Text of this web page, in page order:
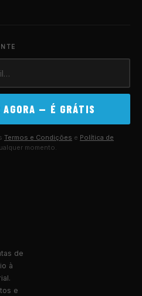
AGORA — É GRÁTIS
Termos e Condições e Política de
momento.
de
à
e